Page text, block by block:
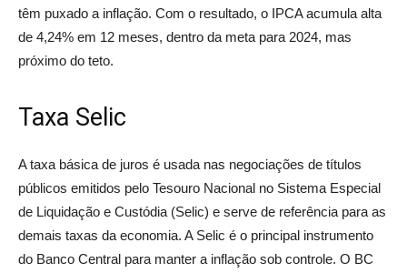
têm puxado a inflação. Com o resultado, o IPCA acumula alta
de 4,24% em 12 meses, dentro da meta para 2024, mas
próximo do teto.
Taxa Selic
A taxa básica de juros é usada nas negociações de títulos
públicos emitidos pelo Tesouro Nacional no Sistema Especial
de Liquidação e Custódia (Selic) e serve de referência para as
demais taxas da economia. A Selic é o principal instrumento
do Banco Central para manter a inflação sob controle. O BC